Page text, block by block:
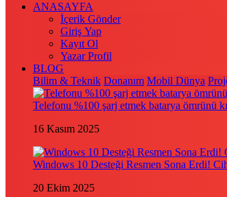
ANASAYFA
İçerik Gönder
Giriş Yap
Kayıt Ol
Yazar Profil
BLOG
Bilim & Teknik Donanım Mobil Dünya
Telefonu %100 şarj etmek batarya ömrünü
16 Kasım 2025
Windows 10 Desteği Resmen Sona Erdi!
20 Ekim 2025